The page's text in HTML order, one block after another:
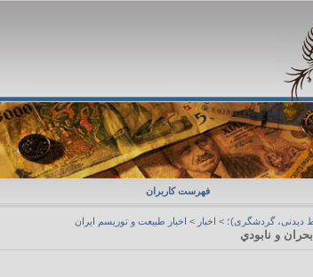
فهرست کاربران
دیدنی، گردشگری)؛ > اخبار > اخبار طبیعت و توریسم ایران